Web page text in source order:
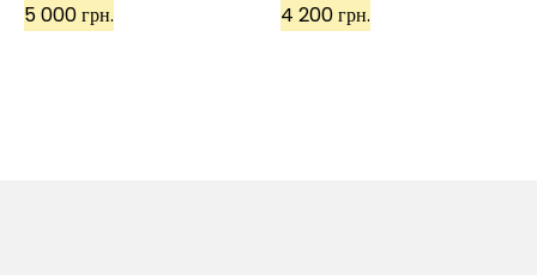
5 000 грн. 4 200 грн.